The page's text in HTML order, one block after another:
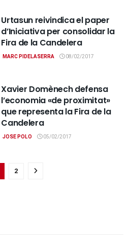
Urtasun reivindica el paper
d’Iniciativa per consolidar la
Fira de la Candelera
MARC PIDELASERRA 08/02/2017
Xavier Domènech defensa
l’economia «de proximitat»
que representa la Fira de la
Candelera
JOSE POLO 05/02/2017
2